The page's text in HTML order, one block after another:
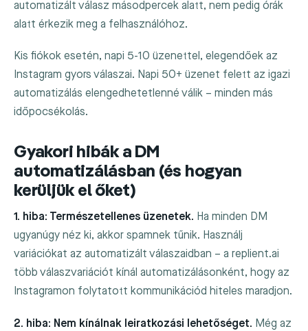
automatizált válasz másodpercek alatt, nem pedig órák
alatt érkezik meg a felhasználóhoz.
Kis fiókok esetén, napi 5-10 üzenettel, elegendőek az
Instagram gyors válaszai. Napi 50+ üzenet felett az igazi
automatizálás elengedhetetlenné válik – minden más
időpocsékolás.
Gyakori hibák a DM
automatizálásban (és hogyan
kerüljük el őket)
1. hiba: Természetellenes üzenetek. Ha minden DM
ugyanúgy néz ki, akkor spamnek tűnik. Használj
variációkat az automatizált válaszaidban – a replient.ai
több válaszvariációt kínál automatizálásonként, hogy az
Instagramon folytatott kommunikációd hiteles maradjon.
2. hiba: Nem kínálnak leiratkozási lehetőséget. Még az